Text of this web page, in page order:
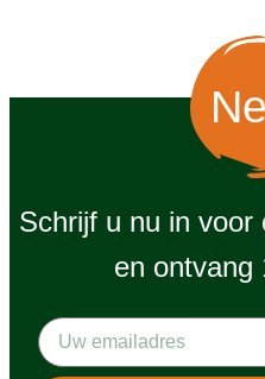
Schrijf u nu in voor
en ontvang